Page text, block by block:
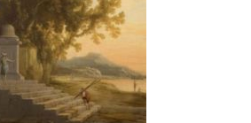
/ DÉTAILS